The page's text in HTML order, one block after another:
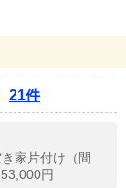
21件
家片付け（間
円